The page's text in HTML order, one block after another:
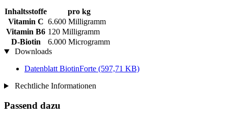
Inhaltsstoffe
pro kg
Vitamin C 6.600 Milligramm
Vitamin B6 120 Milligramm
D-Biotin
6.000 Microgramm
Downloads
Datenblatt BiotinForte (597,71 KB)
Rechtliche Informationen
Passend dazu